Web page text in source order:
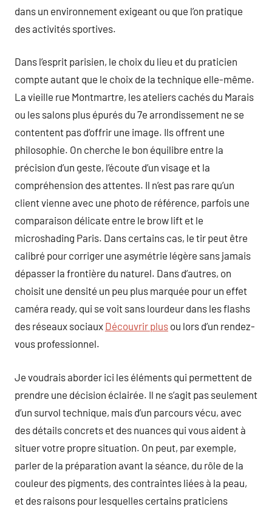
dans un environnement exigeant ou que l’on pratique
des activités sportives.
Dans l’esprit parisien, le choix du lieu et du praticien
compte autant que le choix de la technique elle-même.
La vieille rue Montmartre, les ateliers cachés du Marais
ou les salons plus épurés du 7e arrondissement ne se
contentent pas d’offrir une image. Ils offrent une
philosophie. On cherche le bon équilibre entre la
précision d’un geste, l’écoute d’un visage et la
compréhension des attentes. Il n’est pas rare qu’un
client vienne avec une photo de référence, parfois une
comparaison délicate entre le brow lift et le
microshading Paris. Dans certains cas, le tir peut être
calibré pour corriger une asymétrie légère sans jamais
dépasser la frontière du naturel. Dans d’autres, on
choisit une densité un peu plus marquée pour un effet
caméra ready, qui se voit sans lourdeur dans les flashs
des réseaux sociaux Découvrir plus ou lors d’un rendez-
vous professionnel.
Je voudrais aborder ici les éléments qui permettent de
prendre une décision éclairée. Il ne s’agit pas seulement
d’un survol technique, mais d’un parcours vécu, avec
des détails concrets et des nuances qui vous aident à
situer votre propre situation. On peut, par exemple,
parler de la préparation avant la séance, du rôle de la
couleur des pigments, des contraintes liées à la peau,
et des raisons pour lesquelles certains praticiens